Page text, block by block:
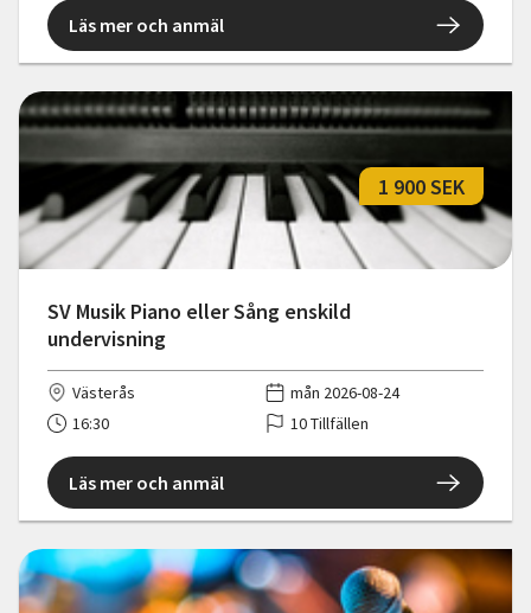
Läs mer och anmäl
SV Musik Piano eller Sång enskild
undervisning
1 900 SEK
Västerås
mån 2026-08-24
16:30
10 Tillfällen
Läs mer och anmäl